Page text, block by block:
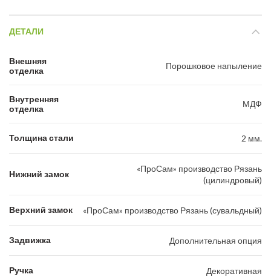
ДЕТАЛИ
Внешняя
отделка
Порошковое напыление
Внутренняя
отделка
МДФ
Толщина стали 2 мм.
Нижний замок
«ПроСам» производство Рязань
(цилиндровый)
Верхний замок «ПроСам» производство Рязань (сувальдный)
Задвижка Дополнительная опция
Ручка Декоративная